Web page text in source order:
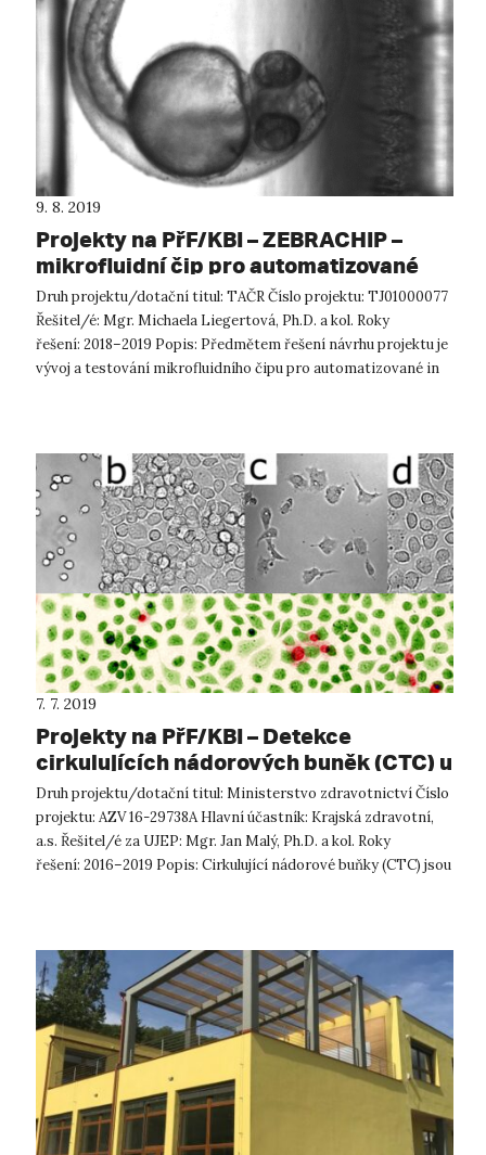
9. 8. 2019
Projekty na PřF/KBI – ZEBRACHIP –
mikrofluidní čip pro automatizované
masivní in vivo testování biologických
účinků aktivních látek
Druh projektu/dotační titul: TAČR Číslo projektu: TJ01000077
Řešitel/é: Mgr. Michaela Liegertová, Ph.D. a kol. Roky
řešení: 2018–2019 Popis: Předmětem řešení návrhu projektu je
vývoj a testování mikrofluidního čipu pro automatizované in
7. 7. 2019
Projekty na PřF/KBI – Detekce
cirkulujících nádorových buněk (CTC) u
pacientů s adenokarcinomem plic
pomocí mikrofluidního čipu
Druh projektu/dotační titul: Ministerstvo zdravotnictví Číslo
projektu: AZV 16-29738A Hlavní účastník: Krajská zdravotní,
a.s. Řešitel/é za UJEP: Mgr. Jan Malý, Ph.D. a kol. Roky
řešení: 2016–2019 Popis: Cirkulující nádorové buňky (CTC) jsou